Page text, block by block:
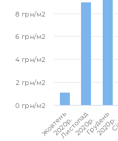
Жовтень
2020p.
Листопад
2020p.Грудень
2020p.
0 грн/м2
2 грн/м2
4 грн/м2
6 грн/м2
8 грн/м2